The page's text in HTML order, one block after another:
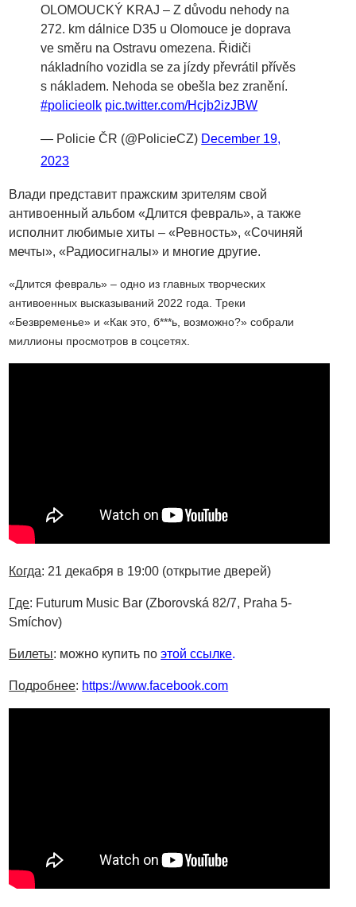
OLOMOUCKÝ KRAJ – Z důvodu nehody na
272. km dálnice D35 u Olomouce je doprava
ve směru na Ostravu omezena. Řidiči
nákladního vozidla se za jízdy převrátil přívěs
s nákladem. Nehoda se obešla bez zranění.
#policieolk pic.twitter.com/Hcjb2izJBW
— Policie ČR (@PolicieCZ) December 19,
2023
Влади представит пражским зрителям свой
антивоенный альбом «Длится февраль», а также
исполнит любимые хиты – «Ревность», «Сочиняй
мечты», «Радиосигналы» и многие другие.
«Длится февраль» – одно из главных творческих
антивоенных высказываний 2022 года. Треки
«Безвременье» и «Как это, б***ь, возможно?» собрали
миллионы просмотров в соцсетях.
Когда: 21 декабря в 19:00 (открытие дверей)
Где: Futurum Music Bar (Zborovská 82/7, Praha 5-
Smíchov)
Билеты: можно купить поэтой ссылке.
Подробнее: https://www.facebook.com